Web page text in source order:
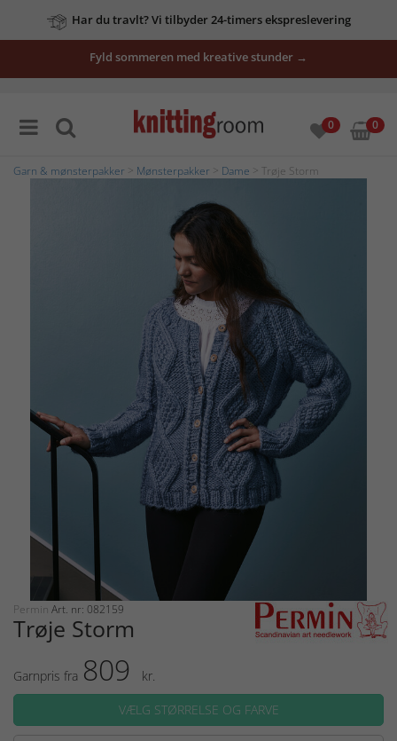
Har du travlt? Vi tilbyder 24-timers ekspreslevering
Fyld sommeren med kreative stunder →
0 0
Garn & mønsterpakker Mønsterpakker Dame > Trøje Storm
Permin Art. nr: 082159
Trøje Storm
Garnpris fra 809
kr.
VÆLG STØRRELSE OG FARVE